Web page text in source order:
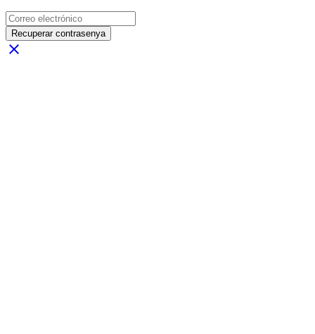
Recuperar contrasenya
close